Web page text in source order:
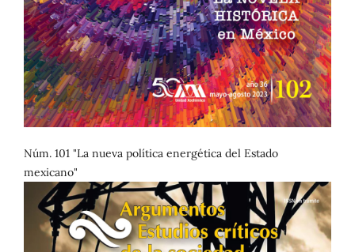
Núm. 101 "La nueva política energética del Estado
mexicano"